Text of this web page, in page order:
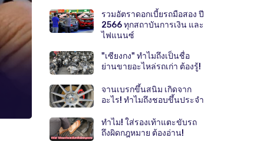
รวมอัตราดอกเบี้ยรถมือสอง ปี
2566 ทุกสถาบันการเงิน และ
ไฟแนนซ์
"เซียงกง" ทำไมถึงเป็นชื่อ
ย่านขายอะไหล่รถเก่า ต้องรู้!
จานเบรกขึ้นสนิม เกิดจาก
อะไร! ทำไมถึงชอบขึ้นประจำ
ทำไม! ใส่รองเท้าแตะขับรถ
ถึงผิดกฎหมาย ต้องอ่าน!